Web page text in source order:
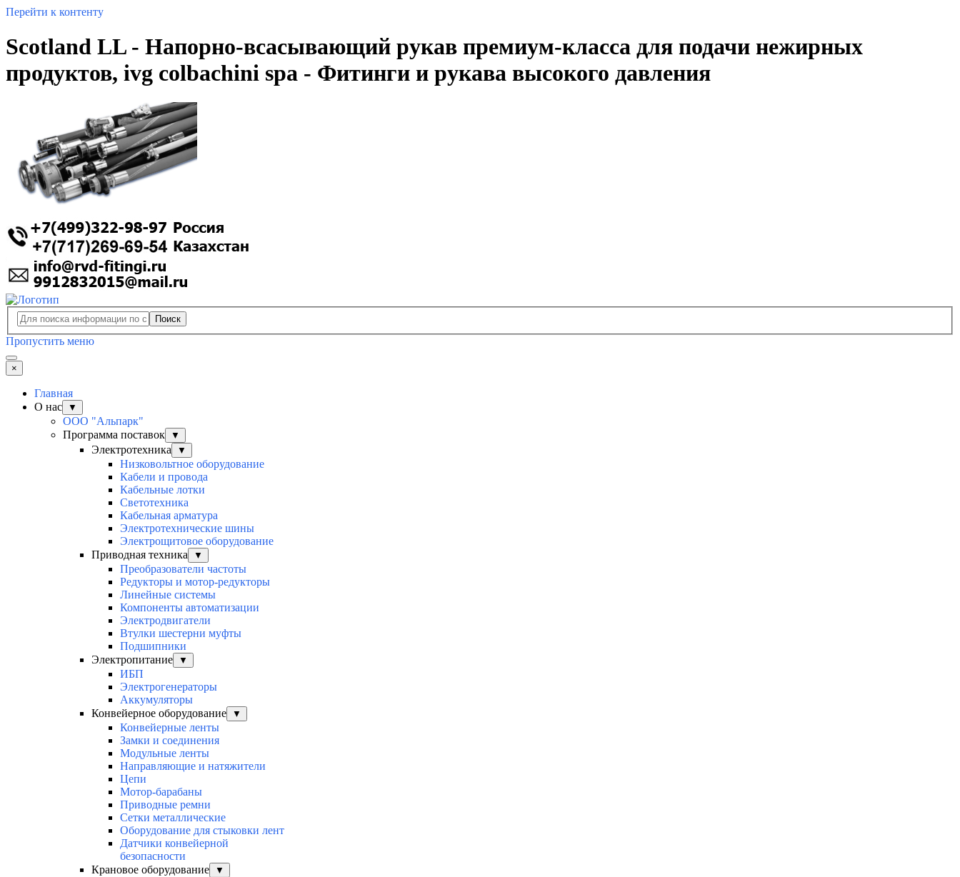
Перейти к контенту
Scotland LL - Напорно-всасывающий рукав премиум-класса для подачи нежирных
продуктов, ivg colbachini spa - Фитинги и рукава высокого давления
Поиск
Пропустить меню
×
Главная
О нас
▼
ООО "Альпарк"
Программа поставок
▼
Электротехника ▼
Низковольтное оборудование
Кабели и провода
Кабельные лотки
Светотехника
Кабельная арматура
Электротехнические шины
Электрощитовое оборудование
Приводная техника
▼
Преобразователи частоты
Редукторы и мотор-редукторы
Линейные системы
Компоненты автоматизации
Электродвигатели
Втулки шестерни муфты
Подшипники
Электропитание
▼
ИБП
Электрогенераторы
Аккумуляторы
Конвейерное оборудование
▼
Конвейерные ленты
Замки и соединения
Модульные ленты
Направляющие и натяжители
Цепи
Мотор-барабаны
Приводные ремни
Сетки металлические
Оборудование для стыковки лент
Датчики конвейерной
безопасности
Крановое оборудование
▼